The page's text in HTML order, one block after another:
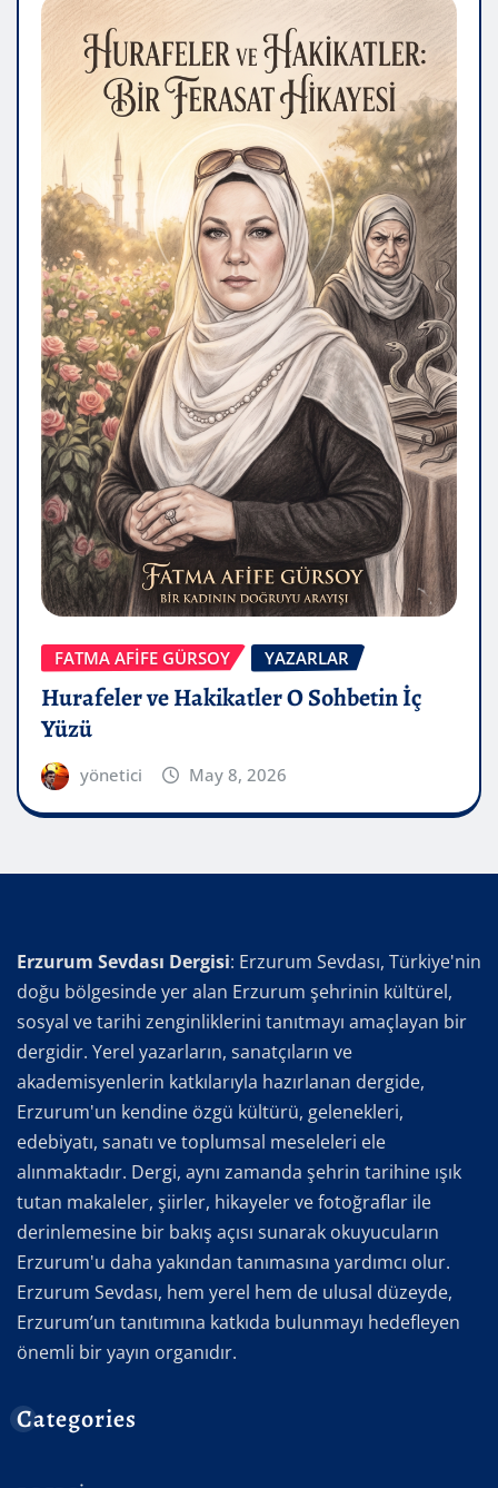
FATMA AFİFE GÜRSOY YAZARLAR
Hurafeler ve Hakikatler O Sohbetin İç
Yüzü
yönetici May 8, 2026
Erzurum Sevdası Dergisi: Erzurum Sevdası, Türkiye'nin
doğu bölgesinde yer alan Erzurum şehrinin kültürel,
sosyal ve tarihi zenginliklerini tanıtmayı amaçlayan bir
dergidir. Yerel yazarların, sanatçıların ve
akademisyenlerin katkılarıyla hazırlanan dergide,
Erzurum'un kendine özgü kültürü, gelenekleri,
edebiyatı, sanatı ve toplumsal meseleleri ele
alınmaktadır. Dergi, aynı zamanda şehrin tarihine ışık
tutan makaleler, şiirler, hikayeler ve fotoğraflar ile
derinlemesine bir bakış açısı sunarak okuyucuların
Erzurum'u daha yakından tanımasına yardımcı olur.
Erzurum Sevdası, hem yerel hem de ulusal düzeyde,
Erzurum’un tanıtımına katkıda bulunmayı hedefleyen
önemli bir yayın organıdır.
Categories